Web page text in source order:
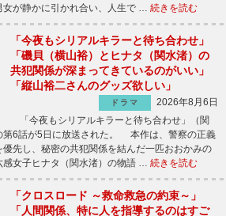
女が静かに引かれ合い、人生で … 続きを読む
「今夜もシリアルキラーと待ち合わせ」
「磯貝（横山裕）とヒナタ（関水渚）の
共犯関係が深まってきているのがいい」
「縦山裕二さんのグッズ欲しい」
ドラマ
2026年8月6日
「今夜もシリアルキラーと待ち合わせ」（関
第6話が5日に放送された。 本作は、警察の正義
先し、秘密の共犯関係を結んだ一匹おおかみの
感女子ヒナタ（関水渚）の物語 … 続きを読む
「クロスロード ～救命救急の約束～」
「人間関係、特に人を指導するのはすご